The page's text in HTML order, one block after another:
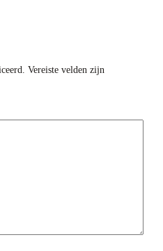
Vereiste velden zijn